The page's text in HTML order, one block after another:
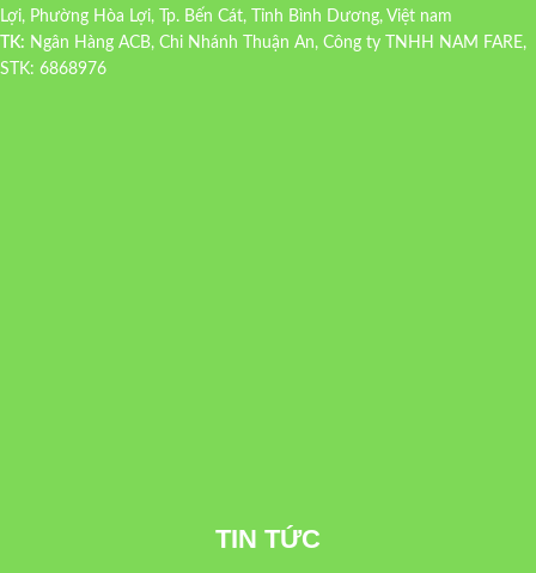
Lợi, Phường Hòa Lợi, Tp. Bến Cát, Tỉnh Bình Dương, Việt nam
TK: Ngân Hàng ACB, Chi Nhánh Thuận An, Công ty TNHH NAM FARE,
STK: 6868976
TIN TỨC